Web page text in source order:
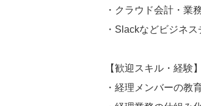
・クラウド会計・業
・Slackなどビジネ
【歓迎スキル・経験】
・経理メンバーの教